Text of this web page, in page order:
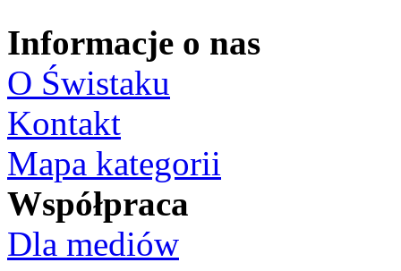
Informacje o nas
O Świstaku
Kontakt
Mapa kategorii
Współpraca
Dla mediów